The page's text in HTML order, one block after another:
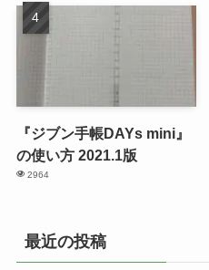
『ジブン手帳DAYs mini』
の使い方 2021.1版
2964
最近の投稿